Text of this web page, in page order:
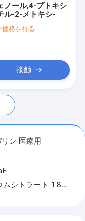
ノール,4-ブトキシ
ル-2-メトキシ-
価格を得る
接触
ン 医療用
トラート 1.8-10ml